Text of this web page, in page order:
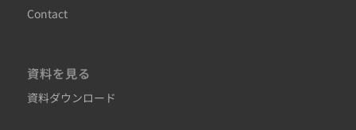
Contact
資料を見る
資料ダウンロード